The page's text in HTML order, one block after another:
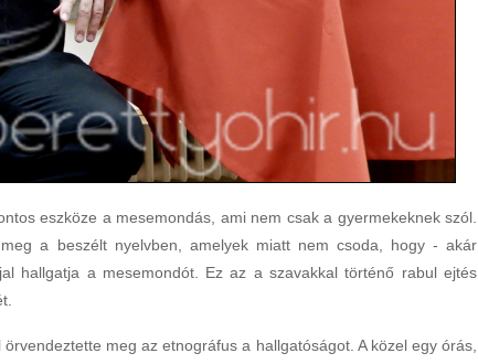
eszköze a mesemondás, ami nem csak a gyermekeknek szól.
a beszélt nyelvben, amelyek miatt nem csoda, hogy - akár
hallgatja a mesemondót. Ez az a szavakkal történő rabul ejtés
meg az etnográfus a hallgatóságot. A közel egy órás,